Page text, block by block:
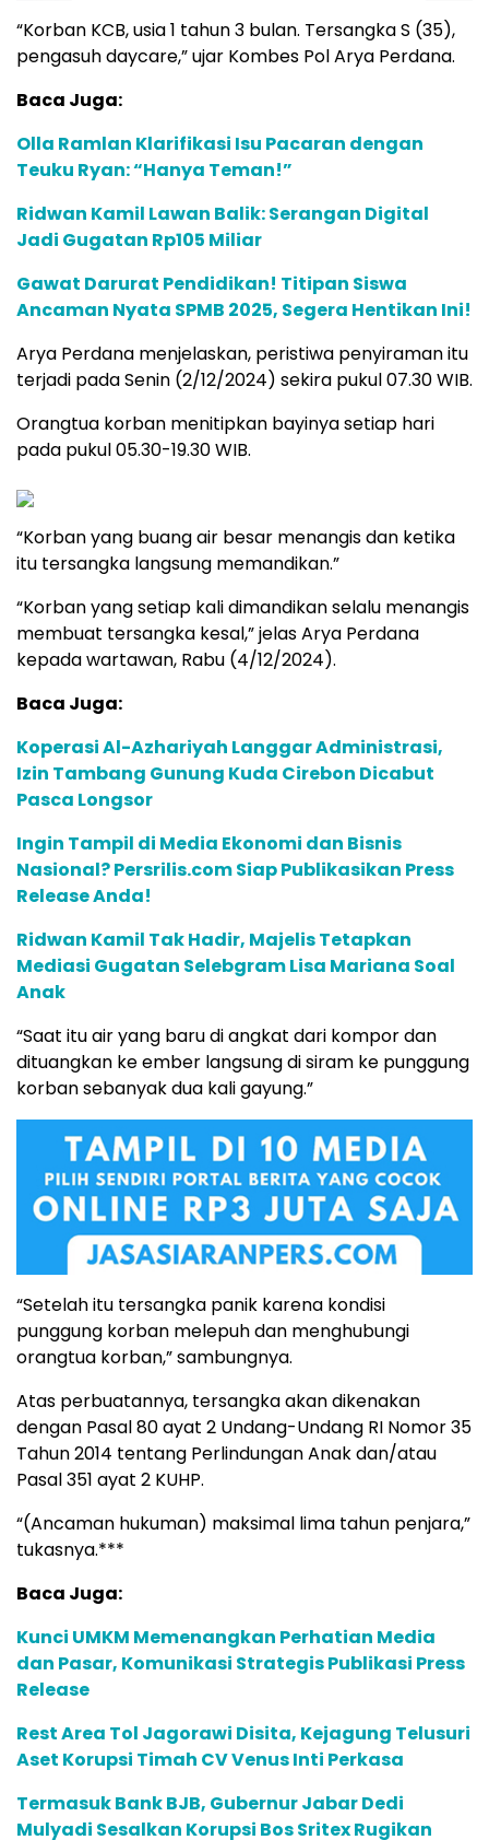
“Korban KCB, usia 1 tahun 3 bulan. Tersangka S (35),
pengasuh daycare,” ujar Kombes Pol Arya Perdana.
Baca Juga:
Olla Ramlan Klarifikasi Isu Pacaran dengan
Teuku Ryan: “Hanya Teman!”
Ridwan Kamil Lawan Balik: Serangan Digital
Jadi Gugatan Rp105 Miliar
Gawat Darurat Pendidikan! Titipan Siswa
Ancaman Nyata SPMB 2025, Segera Hentikan Ini!
Arya Perdana menjelaskan, peristiwa penyiraman itu
terjadi pada Senin (2/12/2024) sekira pukul 07.30 WIB.
Orangtua korban menitipkan bayinya setiap hari
pada pukul 05.30-19.30 WIB.
“Korban yang buang air besar menangis dan ketika
itu tersangka langsung memandikan.”
“Korban yang setiap kali dimandikan selalu menangis
membuat tersangka kesal,” jelas Arya Perdana
kepada wartawan, Rabu (4/12/2024).
Baca Juga:
Koperasi Al-Azhariyah Langgar Administrasi,
Izin Tambang Gunung Kuda Cirebon Dicabut
Pasca Longsor
Ingin Tampil di Media Ekonomi dan Bisnis
Nasional? Persrilis.com Siap Publikasikan Press
Release Anda!
Ridwan Kamil Tak Hadir, Majelis Tetapkan
Mediasi Gugatan Selebgram Lisa Mariana Soal
Anak
“Saat itu air yang baru di angkat dari kompor dan
dituangkan ke ember langsung di siram ke punggung
korban sebanyak dua kali gayung.”
“Setelah itu tersangka panik karena kondisi
punggung korban melepuh dan menghubungi
orangtua korban,” sambungnya.
Atas perbuatannya, tersangka akan dikenakan
dengan Pasal 80 ayat 2 Undang-Undang RI Nomor 35
Tahun 2014 tentang Perlindungan Anak dan/atau
Pasal 351 ayat 2 KUHP.
“(Ancaman hukuman) maksimal lima tahun penjara,”
tukasnya.***
Baca Juga:
Kunci UMKM Memenangkan Perhatian Media
dan Pasar, Komunikasi Strategis Publikasi Press
Release
Rest Area Tol Jagorawi Disita, Kejagung Telusuri
Aset Korupsi Timah CV Venus Inti Perkasa
Termasuk Bank BJB, Gubernur Jabar Dedi
Mulyadi Sesalkan Korupsi Bos Sritex Rugikan